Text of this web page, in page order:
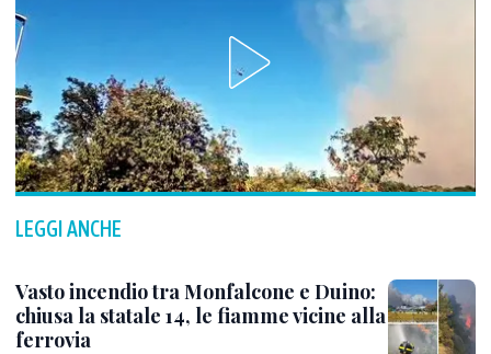
LEGGI ANCHE
Vasto incendio tra Monfalcone e Duino:
chiusa la statale 14, le fiamme vicine alla
ferrovia